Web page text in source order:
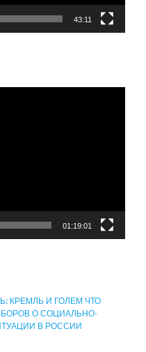
43:11
01:19:01
КРЕМЛЬ И ГОЛЕМ ЧТО
О СОЦИАЛЬНО-
В РОССИИ